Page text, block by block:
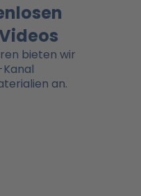
bieten wir
an.